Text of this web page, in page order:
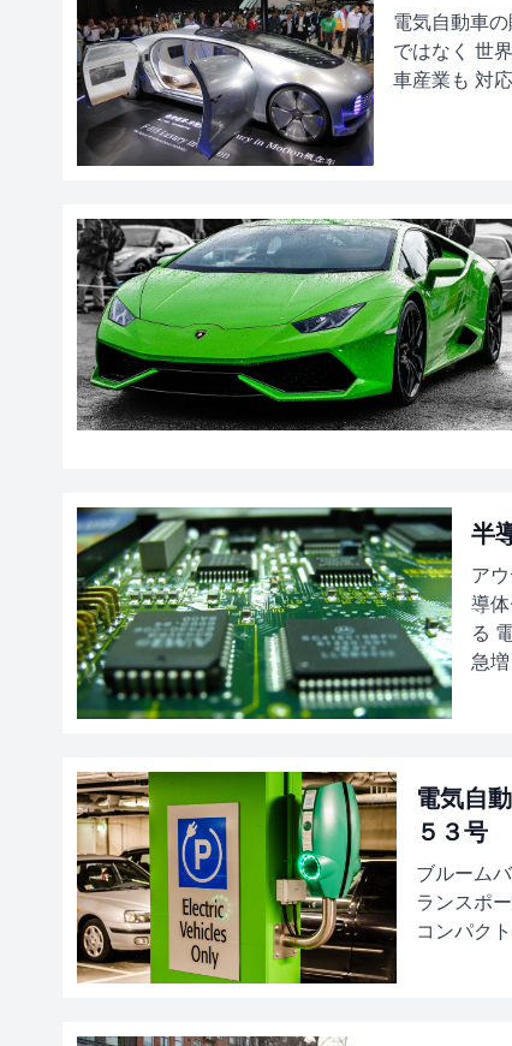
電気自動車
ではなく 世
車産業も 対
半
ア
導
る
急
電気自
５３号
ブルーム
ランスポ
コンパク